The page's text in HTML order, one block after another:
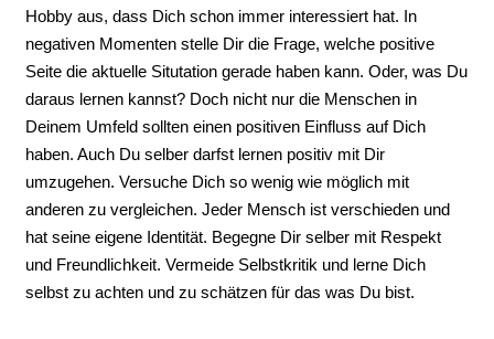
Hobby aus, dass Dich schon immer interessiert hat. In
negativen Momenten stelle Dir die Frage, welche positive
Seite die aktuelle Situtation gerade haben kann. Oder, was Du
daraus lernen kannst? Doch nicht nur die Menschen in
Deinem Umfeld sollten einen positiven Einfluss auf Dich
haben. Auch Du selber darfst lernen positiv mit Dir
umzugehen. Versuche Dich so wenig wie möglich mit
anderen zu vergleichen. Jeder Mensch ist verschieden und
hat seine eigene Identität. Begegne Dir selber mit Respekt
und Freundlichkeit. Vermeide Selbstkritik und lerne Dich
selbst zu achten und zu schätzen für das was Du bist.